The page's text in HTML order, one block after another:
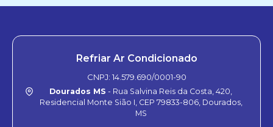
Refriar Ar Condicionado
CNPJ: 14.579.690/0001-90
Dourados MS - Rua Salvina Reis da Costa, 420,
Residencial Monte Sião I, CEP 79833-806, Dourados,
MS